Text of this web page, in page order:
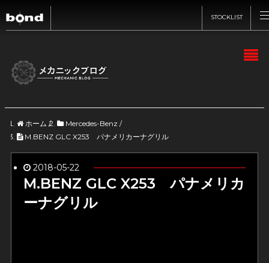
STOCKLIST
SHOP
ABOUT
ホーム / Mercedes-Benz /
M.BENZ GLC X253 パナメリカーナグリル
2018-05-22
M.BENZ GLC X253 パナメリカ
ーナグリル